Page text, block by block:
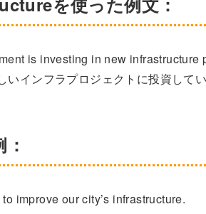
is investing in new infrastructure
いインフラプロジェクトに投資してい
improve our city’s infrastructure.